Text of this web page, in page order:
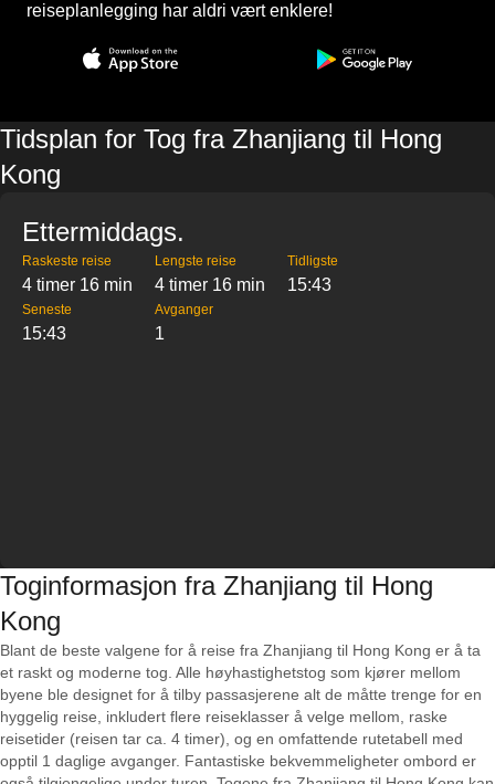
reiseplanlegging har aldri vært enklere!
Tidsplan for Tog fra Zhanjiang til Hong
Kong
Ettermiddags.
Raskeste reise
4 timer 16 min
Lengste reise
4 timer 16 min
Tidligste
15:43
Seneste
15:43
Avganger
1
Toginformasjon fra Zhanjiang til Hong
Kong
Blant de beste valgene for å reise fra Zhanjiang til Hong Kong er å ta
et raskt og moderne tog. Alle høyhastighetstog som kjører mellom
byene ble designet for å tilby passasjerene alt de måtte trenge for en
hyggelig reise, inkludert flere reiseklasser å velge mellom, raske
reisetider (reisen tar ca. 4 timer), og en omfattende rutetabell med
opptil 1 daglige avganger. Fantastiske bekvemmeligheter ombord er